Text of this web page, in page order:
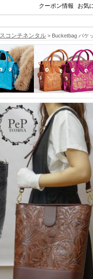
クーポン情報
お気
コンチネンタル > Bucketbag バケ